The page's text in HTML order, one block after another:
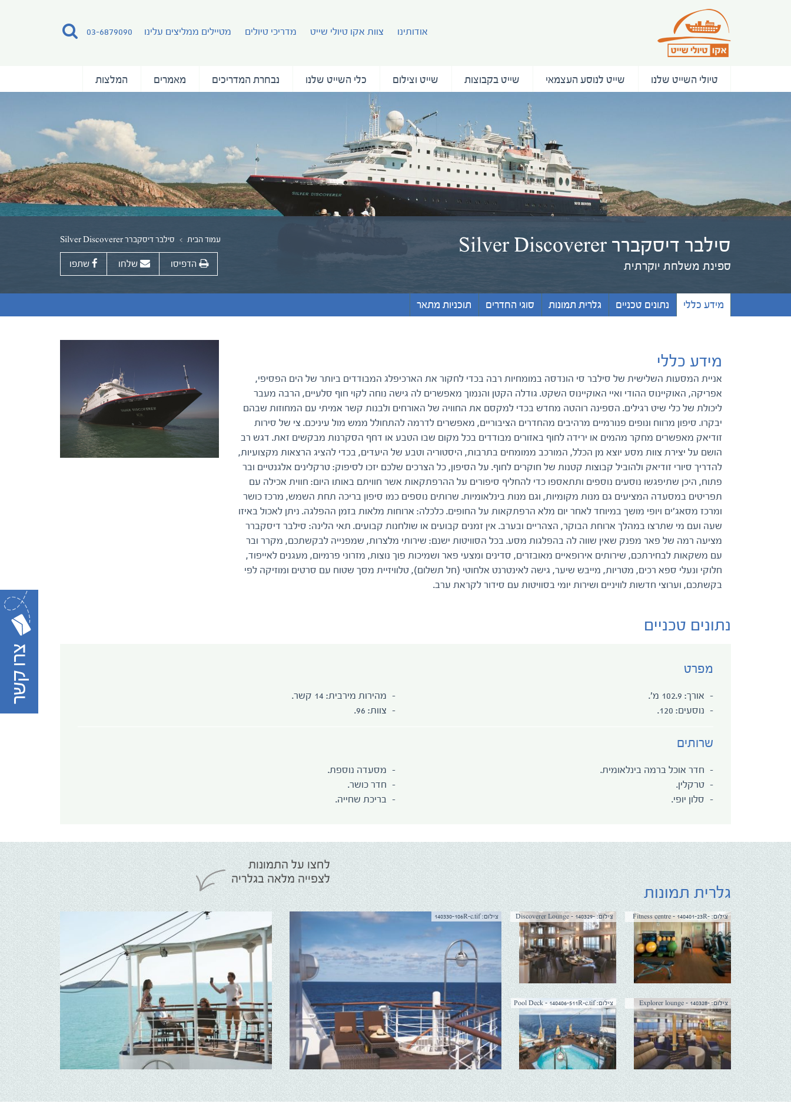
03-6879090 אודותינו צוות אקו טיולי שייט מדריכי טיולים מטיילים ממליצים עלינו
טיולי השייט שלנו שייט לנוסע העצמאי שייט בקבוצות שייט וצילום כלי השייט שלנו נבחרת המדריכים מאמרים המלצות
סילבר דיסקברר Silver Discoverer
ספינת משלחת יוקרתית
עמוד הבית סילבר דיסקברר Silver Discoverer
הדפיסו שלחו שתפו
מידע כללי נתונים טכניים גלרית תמונות סוגי החדרים תוכניות מתאר
מידע כללי
אניית המסעות השלישית של סילבר סי הונדסה במומחיות רבה בכדי לחקור את הארכיפלג המבודדים ביותר של הים הפסיפי,
אפריקה, האוקיינוס ההודי ואיי האוקיינוס השקט. גודלה הקטן והנמוך מאפשרים לה גישה נוחה לקוי חוף סלעיים, הרבה מעבר
ליכולת של כלי שיט רגילים. הספינה רוהטה מחדש בכדי למקסם את החוויה של האורחים ולבנות קשר אמיתי עם המחוזות שבהם
יבקרו. סיפון מרווח ונופים פנורמיים מרהיבים מהחדרים הציבוריים, מאפשרים לדרמה להתחולל ממש מול עיניכם. צי של סירות
זודיאק מאפשרים מחקר מהמים או ירידה לחוף באזורים מבודדים בכל מקום שבו הטבע או דחף הסקרנות מבקשים זאת. דגש רב
הושם על יצירת צוות מסע יוצא מן הכלל, המורכב ממומחים בתרבות, היסטוריה וטבע של היעדים, בכדי להציג הרצאות מקצועיות,
להדריך סיורי זודיאק ולהוביל קבוצות קטנות של חוקרים לחוף. על הסיפון, כל הצרכים שלכם יזכו לסיפוק: טרקלינים אלגנטיים ובר
פתוח, היכן שתיפגשו נוסעים נוספים ותתאספו כדי להחליף סיפורים על ההרפתקאות אשר חוויתם באותו היום: חווית אכילה עם
תפריטים במסעדה המציעים גם מנות מקומיות, וגם מנות בינלאומיות. שרותים נוספים כמו סיפון בריכה תחת השמש, מרכז כושר
ומרכז מסאג'ים ויופי מושך במיוחד לאחר יום מלא הרפתקאות על החופים. כלכלה: ארוחות מלאות בזמן ההפלגה. ניתן לאכול באיזו
שעה ועם מי שתרצו במהלך ארוחת הבוקר, הצהריים ובערב. אין זמנים קבועים או שולחנות קבועים. תאי הלינה: סילבר דיסקברר
מציעה רמה של פאר מפנק שאין שווה לה בהפלגות מסע. בכל הסוויטות ישנם: שירותי מלצרות, שמפנייה לבקשתכם, מקרר ובר
עם משקאות לבחירתכם, שירותים אירופאיים מאובזרים, סדינים ומצעי פאר ושמיכות פוך נוצות, מזרוני פרמיום, מעגנים לאייפוד,
חלוקי ונעלי ספא רכים, מטריות, מייבש שיער, גישה לאינטרנט אלחוטי (חל תשלום), טלוויזיית מסך שטוח עם סרטים ומוזיקה לפי
בקשתכם, וערוצי חדשות לוויניים ושירות יומי בסוויטות עם סידור לקראת ערב.
נתונים טכניים
מפרט
אורך: 102.9 מ'.
מהירות מירבית: 14 קשר.
נוסעים: 120.
צוות: 96.
שרותים
חדר אוכל ברמה בינלאומית.
מסעדה נוספת.
טרקלין.
חדר כושר.
סלון יופי.
בריכת שחייה.
גלרית תמונות
צילום: Discoverer Lounge - 140329-
6R-c.tif
צילום: Fitness centre - 140401-23R-
c2.tif
צילום: Pool Deck - 140406-511R-c.tif
צילום: Explorer lounge - 140328-
211R-c.tif
צילום: 140330-106R-c.tif